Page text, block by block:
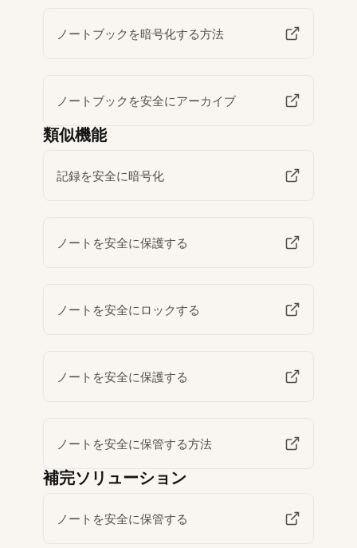
ノートブックを暗号化する方法
ノートブックを安全にアーカイブ
類似機能
記録を安全に暗号化
ノートを安全に保護する
ノートを安全にロックする
ノートを安全に保護する
ノートを安全に保管する方法
補完ソリューション
ノートを安全に保管する